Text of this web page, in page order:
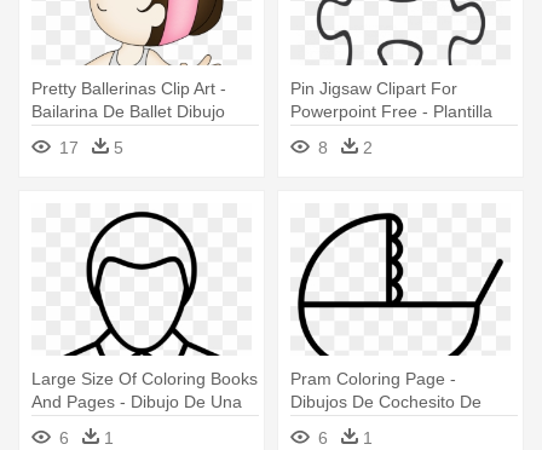
Pretty Ballerinas Clip Art -
Bailarina De Ballet Dibujo
Para Colorear
17 5
Pin Jigsaw Clipart For
Powerpoint Free - Plantilla
De Puzzle Para Power Point
8 2
Large Size Of Coloring Books
And Pages - Dibujo De Una
Persona Para Colorear
6 1
Pram Coloring Page -
Dibujos De Cochesito De
Bebe Para Colorear
6 1